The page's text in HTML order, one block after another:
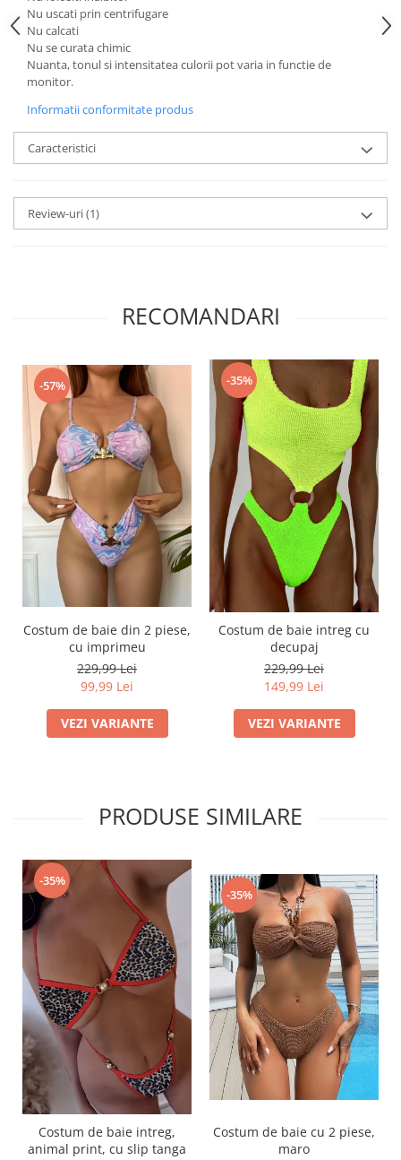
Nu uscati prin centrifugare
Nu calcati
Nu se curata chimic
Nuanta, tonul si intensitatea culorii pot varia in functie de
monitor.
Informatii conformitate produs
Caracteristici
Review-uri(1)
RECOMANDARI
-57%
Costum de baie din 2 piese,
cu imprimeu
229,99 Lei
99,99 Lei
VEZI VARIANTE
-35%
Costum de baie intreg cu
decupaj
229,99 Lei
149,99 Lei
VEZI VARIANTE
PRODUSE SIMILARE
-35%
Costum de baie intreg,
animal print, cu slip tanga
-35%
Costum de baie cu 2 piese,
maro